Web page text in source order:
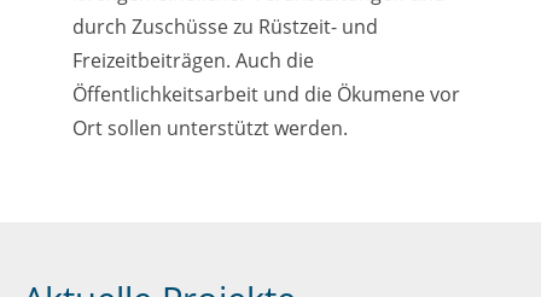
durch Zuschüsse zu Rüstzeit- und
Freizeitbeiträgen. Auch die
Öffentlichkeitsarbeit und die Ökumene vor
Ort sollen unterstützt werden.